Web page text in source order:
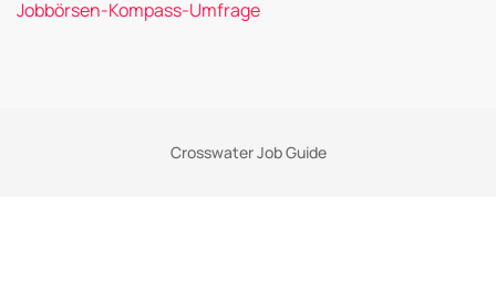
Jobbörsen-Kompass-Umfrage
Crosswater Job Guide